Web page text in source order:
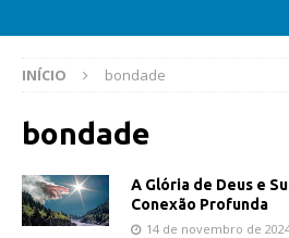
INÍCIO bondade
bondade
A Glória de Deus e
Conexão Profunda
14 de novembro de